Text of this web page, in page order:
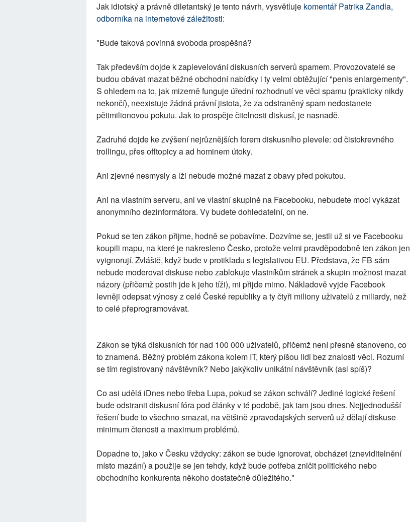
Jak idiotský a právně diletantský je tento návrh, vysvětluje komentář Patrika Zandla,
odborníka na internetové záležitosti:
"Bude taková povinná svoboda prospěšná?
Tak především dojde k zaplevelování diskusních serverů spamem. Provozovatelé se
budou obávat mazat běžné obchodní nabídky i ty velmi obtěžující "penis enlargementy".
S ohledem na to, jak mizerně funguje úřední rozhodnutí ve věci spamu (prakticky nikdy
nekončí), neexistuje žádná právní jistota, že za odstraněný spam nedostanete
pětimilionovou pokutu. Jak to prospěje čitelnosti diskusí, je nasnadě.
Zadruhé dojde ke zvýšení nejrůznějších forem diskusního plevele: od čistokrevného
trollingu, přes offtopicy a ad hominem útoky.
Ani zjevné nesmysly a lži nebude možné mazat z obavy před pokutou.
Ani na vlastním serveru, ani ve vlastní skupině na Facebooku, nebudete moci vykázat
anonymního dezinformátora. Vy budete dohledatelní, on ne.
Pokud se ten zákon přijme, hodně se pobavíme. Dozvíme se, jestli už si ve Facebooku
koupili mapu, na které je nakresleno Česko, protože velmi pravděpodobně ten zákon jen
vyignorují. Zvláště, když bude v protikladu s legislativou EU. Představa, že FB sám
nebude moderovat diskuse nebo zablokuje vlastníkům stránek a skupin možnost mazat
názory (přičemž postih jde k jeho tíži), mi přijde mimo. Nákladově vyjde Facebook
levněji odepsat výnosy z celé České republiky a ty čtyři miliony uživatelů z miliardy, než
to celé přeprogramovávat.
Zákon se týká diskusních fór nad 100 000 uživatelů, přičemž není přesně stanoveno, co
to znamená. Běžný problém zákona kolem IT, který píšou lidi bez znalosti věci. Rozumí
se tím registrovaný návštěvník? Nebo jakýkoliv unikátní návštěvník (asi spíš)?
Co asi udělá iDnes nebo třeba Lupa, pokud se zákon schválí? Jediné logické řešení
bude odstranit diskusní fóra pod články v té podobě, jak tam jsou dnes. Nejjednodušší
řešení bude to všechno smazat, na většině zpravodajských serverů už dělají diskuse
minimum čtenosti a maximum problémů.
Dopadne to, jako v Česku vždycky: zákon se bude ignorovat, obcházet (zneviditelnění
místo mazání) a použije se jen tehdy, když bude potřeba zničit politického nebo
obchodního konkurenta někoho dostatečně důležitého."